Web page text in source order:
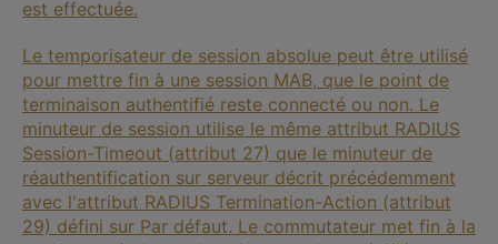
est effectuée.
Le temporisateur de session absolue peut être utilisé
pour mettre fin à une session MAB, que le point de
terminaison authentifié reste connecté ou non. Le
minuteur de session utilise le même attribut RADIUS
Session-Timeout (attribut 27) que le minuteur de
réauthentification sur serveur décrit précédemment
avec l'attribut RADIUS Termination-Action (attribut
29) défini sur Par défaut. Le commutateur met fin à la